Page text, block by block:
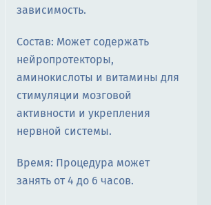
зависимость.
Состав: Может содержать
нейропротекторы,
аминокислоты и витамины для
стимуляции мозговой
активности и укрепления
нервной системы.
Время: Процедура может
занять от 4 до 6 часов.